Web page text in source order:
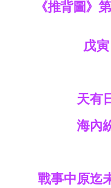
《推背圖》
戊
天有
海內
戰事中原迄